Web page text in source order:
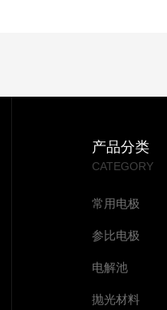
产品分类
CATEGORY
常用电极
参比电极
电解池
抛光材料